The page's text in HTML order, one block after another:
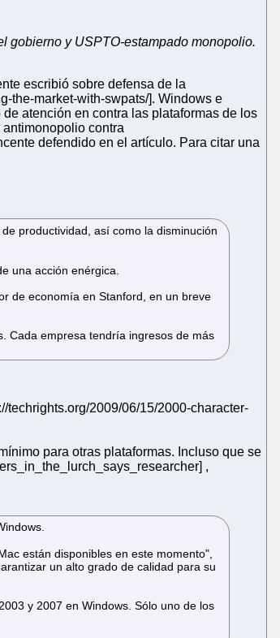
gobierno y USPTO-estampado monopolio.
escribió sobre defensa de la
the-market-with-swpats/]. Windows e
atención en contra las plataformas de los
contra
defendido en el artículo. Para citar una
productividad, así como la disminución
una acción enérgica.
de economía en Stanford, en un breve
Cada empresa tendría ingresos de más
2009/06/15/2000-character-
para otras plataformas. Incluso que se
,
están disponibles en este momento",
un alto grado de calidad para su
y 2007 en Windows. Sólo uno de los